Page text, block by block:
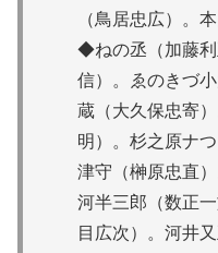
（鳥居忠広）。
◆ねの丞（加藤利
信）。ゑのきづ
蔵（大久保忠寄
明）。杉之原ナ
津守（榊原忠直
河半三郎（数正
目広次）。河井